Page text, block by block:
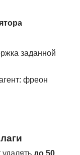
заданной
фреон